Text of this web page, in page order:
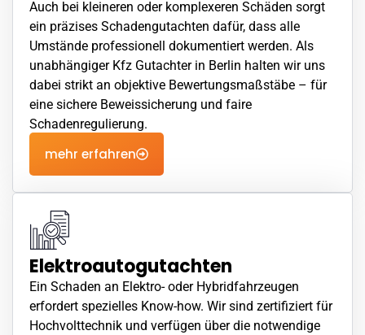
Auch bei kleineren oder komplexeren Schäden sorgt
ein präzises Schadengutachten dafür, dass alle
Umstände professionell dokumentiert werden. Als
unabhängiger Kfz Gutachter in Berlin halten wir uns
dabei strikt an objektive Bewertungsmaßstäbe – für
eine sichere Beweissicherung und faire
Schadenregulierung.
mehr erfahren
Elektroautogutachten
Ein Schaden an Elektro- oder Hybridfahrzeugen
erfordert spezielles Know-how. Wir sind zertifiziert für
Hochvolttechnik und verfügen über die notwendige